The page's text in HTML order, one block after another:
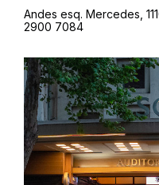
Andes esq. Mercedes,
2900 7084